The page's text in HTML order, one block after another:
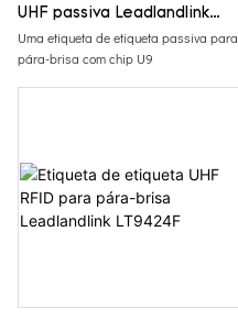
UHF passiva Leadlandlink
LT9424F-U9
Uma etiqueta de etiqueta passiva para
pára-brisa com chip U9